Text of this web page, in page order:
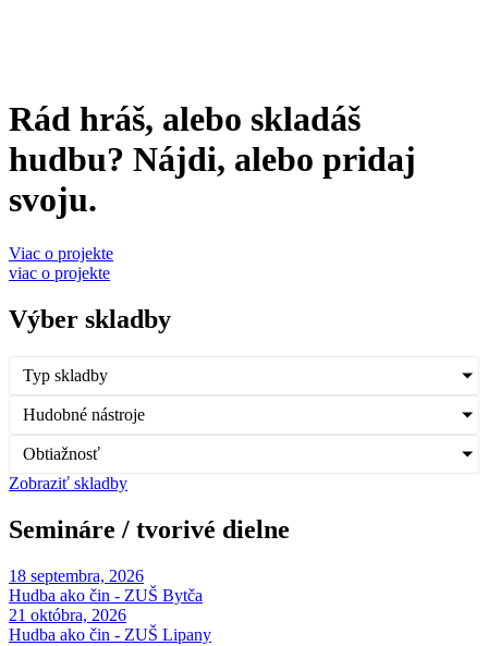
Rád hráš, alebo skladáš
hudbu? Nájdi, alebo pridaj
svoju.
Viac o projekte
viac o projekte
Výber skladby
Typ skladby
Hudobné nástroje
Obtiažnosť
Zobraziť skladby
Semináre / tvorivé dielne
18 septembra, 2026
Hudba ako čin - ZUŠ Bytča
21 októbra, 2026
Hudba ako čin - ZUŠ Lipany